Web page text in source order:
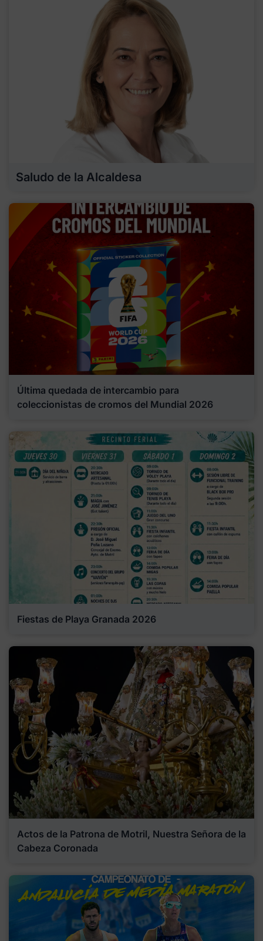
Saludo de la Alcaldesa
Última quedada de intercambio para
coleccionistas de cromos del Mundial 2026
Fiestas de Playa Granada 2026
Actos de la Patrona de Motril, Nuestra Señora de la
Cabeza Coronada